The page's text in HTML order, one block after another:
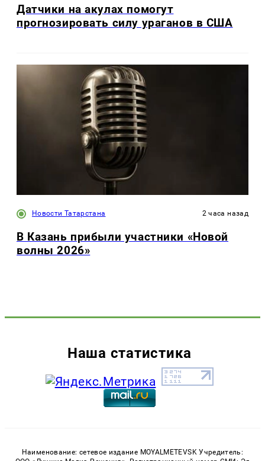
Датчики на акулах помогут
прогнозировать силу ураганов в США
Новости Татарстана 2 часа назад
В Казань прибыли участники «Новой
волны 2026»
Наша статистика
Наименование: сетевое издание MOYALMETEVSK Учредитель: